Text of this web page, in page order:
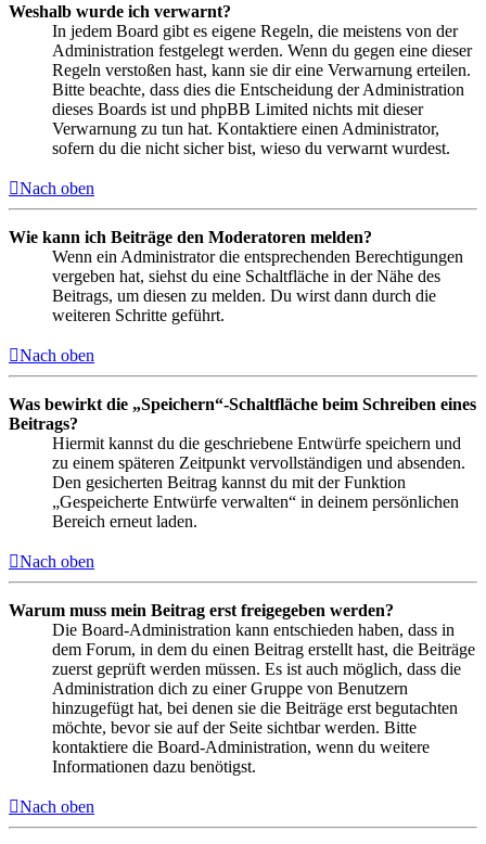
Weshalb wurde ich verwarnt?
In jedem Board gibt es eigene Regeln, die meistens von der
Administration festgelegt werden. Wenn du gegen eine dieser
Regeln verstoßen hast, kann sie dir eine Verwarnung erteilen.
Bitte beachte, dass dies die Entscheidung der Administration
dieses Boards ist und phpBB Limited nichts mit dieser
Verwarnung zu tun hat. Kontaktiere einen Administrator,
sofern du die nicht sicher bist, wieso du verwarnt wurdest.
Nach oben
Wie kann ich Beiträge den Moderatoren melden?
Wenn ein Administrator die entsprechenden Berechtigungen
vergeben hat, siehst du eine Schaltfläche in der Nähe des
Beitrags, um diesen zu melden. Du wirst dann durch die
weiteren Schritte geführt.
Nach oben
Was bewirkt die „Speichern“-Schaltfläche beim Schreiben eines
Beitrags?
Hiermit kannst du die geschriebene Entwürfe speichern und
zu einem späteren Zeitpunkt vervollständigen und absenden.
Den gesicherten Beitrag kannst du mit der Funktion
„Gespeicherte Entwürfe verwalten“ in deinem persönlichen
Bereich erneut laden.
Nach oben
Warum muss mein Beitrag erst freigegeben werden?
Die Board-Administration kann entschieden haben, dass in
dem Forum, in dem du einen Beitrag erstellt hast, die Beiträge
zuerst geprüft werden müssen. Es ist auch möglich, dass die
Administration dich zu einer Gruppe von Benutzern
hinzugefügt hat, bei denen sie die Beiträge erst begutachten
möchte, bevor sie auf der Seite sichtbar werden. Bitte
kontaktiere die Board-Administration, wenn du weitere
Informationen dazu benötigst.
Nach oben